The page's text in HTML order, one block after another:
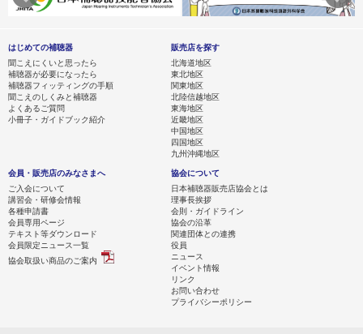
はじめての補聴器
聞こえにくいと思ったら
補聴器が必要になったら
補聴器フィッティングの手順
聞こえのしくみと補聴器
よくあるご質問
小冊子・ガイドブック紹介
販売店を探す
北海道地区
東北地区
関東地区
北陸信越地区
東海地区
近畿地区
中国地区
四国地区
九州沖縄地区
会員・販売店のみなさまへ
ご入会について
講習会・研修会情報
各種申請書
会員専用ページ
テキスト等ダウンロード
会員限定ニュース一覧
協会取扱い商品のご案内
協会について
日本補聴器販売店協会とは
理事長挨拶
会則・ガイドライン
協会の沿革
関連団体との連携
役員
ニュース
イベント情報
リンク
お問い合わせ
プライバシーポリシー